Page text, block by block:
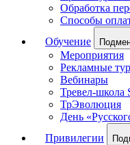
Обработка
Способы
Обучение
Мероприятия
Рекламные
Вебинары
Тревел-школа
ТрЭволюция
День
Привилегии